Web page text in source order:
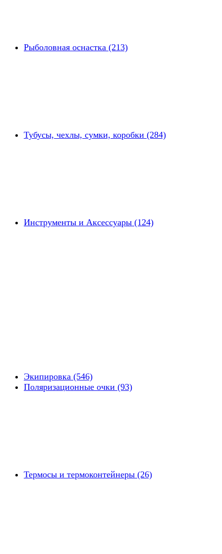
Рыболовная оснастка (213)
Тубусы, чехлы, сумки, коробки (284)
Инструменты и Аксессуары (124)
Экипировка (546)
Поляризационные очки (93)
Термосы и термоконтейнеры (26)